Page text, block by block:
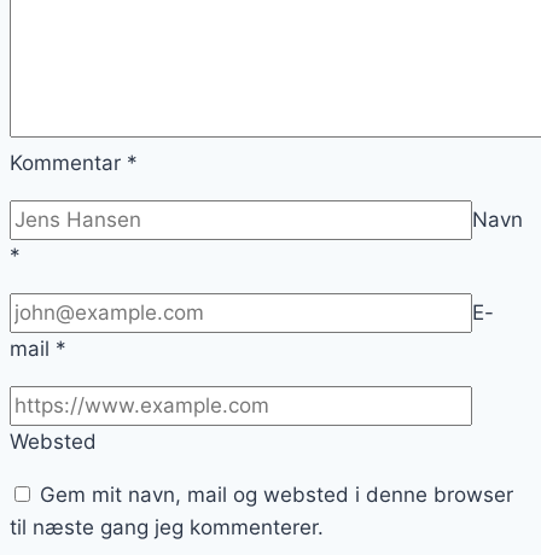
Kommentar *
Navn
*
E-
mail *
Websted
Gem mit navn, mail og websted i denne browser
til næste gang jeg kommenterer.